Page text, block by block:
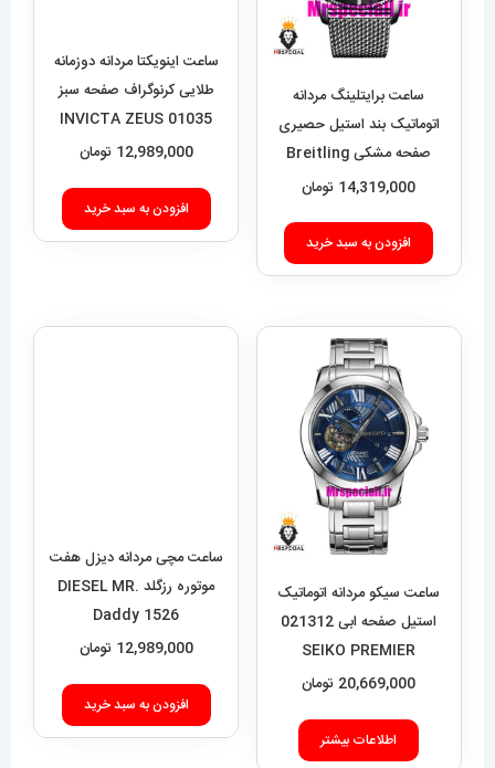
ساعت برایتلینگ مردانه
اتوماتیک بند استیل حصیری
صفحه مشکی Breitling
Super Ocean 020955
14,319,000 تومان
افزودن به سبد خرید
ساعت اینویکتا مردانه دوزمانه
طلایی کرنوگراف صفحه سبز
01035 INVICTA ZEUS
12,989,000 تومان
افزودن به سبد خرید
ساعت سیکو مردانه اتوماتیک
استیل صفحه ابی 021312
SEIKO PREMIER
20,669,000 تومان
اطلاعات بیشتر
12,989,000 تومان
افزودن به سبد خرید